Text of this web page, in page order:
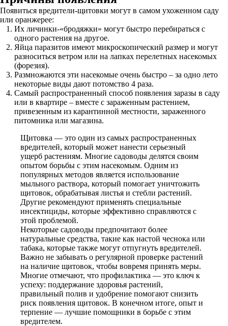
Появиться вредители-щитовки могут в самом ухоженном саду
или оранжерее:
Их личинки-«бродяжки» могут быстро перебираться с
одного растения на другое.
Яйца паразитов имеют микроскопический размер и могут
разноситься ветром или на лапках перелетных насекомых
(форезия).
Размножаются эти насекомые очень быстро – за одно лето
некоторые виды дают потомство 4 раза.
Самый распространенный способ появления заразы в саду
или в квартире – вместе с зараженным растением,
привезенным из карантинной местности, зараженного
питомника или магазина.
Щитовка — это один из самых распространенных
вредителей, который может нанести серьезный
ущерб растениям. Многие садоводы делятся своим
опытом борьбы с этим насекомым. Одним из
популярных методов является использование
мыльного раствора, который помогает уничтожить
щитовок, обрабатывая листья и стебли растений.
Другие рекомендуют применять специальные
инсектициды, которые эффективно справляются с
этой проблемой.
Некоторые садоводы предпочитают более
натуральные средства, такие как настой чеснока или
табака, которые также могут отпугнуть вредителей.
Важно не забывать о регулярной проверке растений
на наличие щитовок, чтобы вовремя принять меры.
Многие отмечают, что профилактика — это ключ к
успеху: поддержание здоровья растений,
правильный полив и удобрение помогают снизить
риск появления щитовок. В конечном итоге, опыт и
терпение — лучшие помощники в борьбе с этим
вредителем.